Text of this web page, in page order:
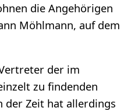
die Angehörigen
Möhlmann, auf dem
der im
zu findenden
der Zeit hat allerdings